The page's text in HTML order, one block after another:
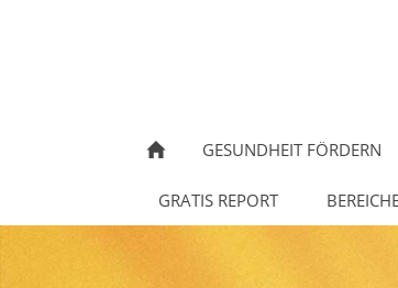
GESUNDHEIT FÖRDERN
GRATIS REPORT